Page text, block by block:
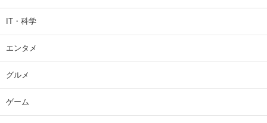
IT・科学
エンタメ
グルメ
ゲーム